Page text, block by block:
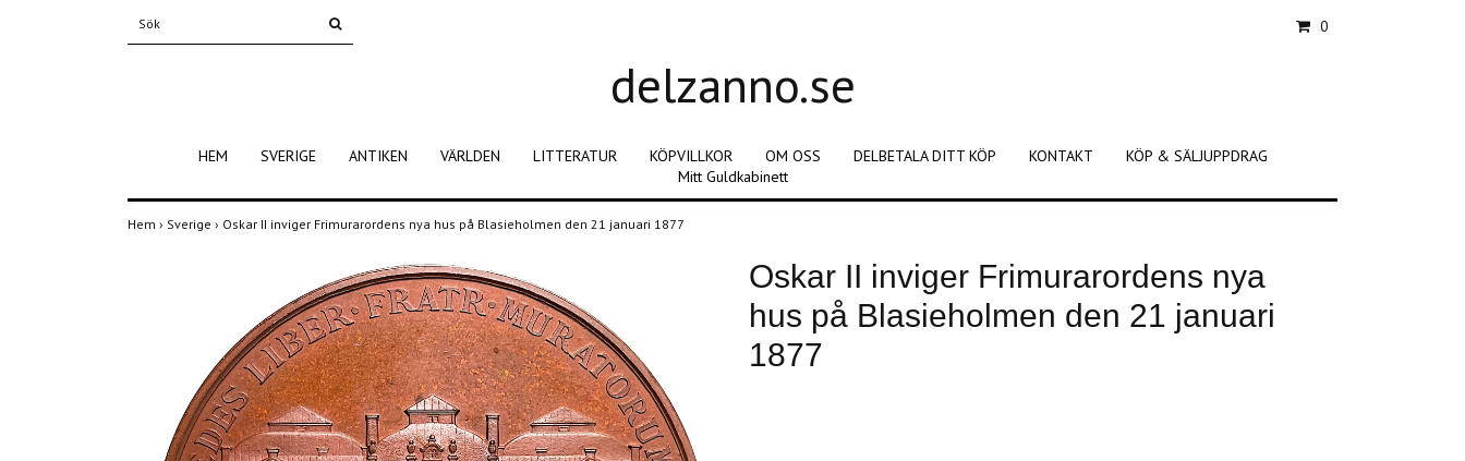
0
delzanno.se
HEM SVERIGE ANTIKEN VÄRLDEN LITTERATUR KÖPVILLKOR OM OSS DELBETALA DITT KÖP KONTAKT
KÖP & SÄLJUPPDRAG
Mitt Guldkabinett
Hem › Sverige › Oskar II inviger Frimurarordens nya hus på Blasieholmen den 21 januari 1877
Oskar II inviger Frimurarordens nya
hus på Blasieholmen den 21 januari
1877